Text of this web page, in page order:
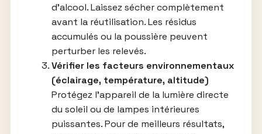
d’alcool. Laissez sécher complètement
avant la réutilisation. Les résidus
accumulés ou la poussière peuvent
perturber les relevés.
Vérifier les facteurs environnementaux
(éclairage, température, altitude)
Protégez l’appareil de la lumière directe
du soleil ou de lampes intérieures
puissantes. Pour de meilleurs résultats,